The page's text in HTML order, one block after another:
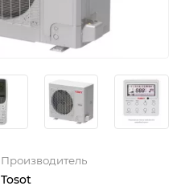
Производитель
Tosot